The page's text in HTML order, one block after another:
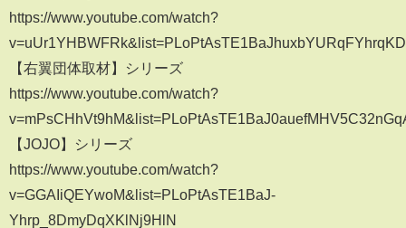
https://www.youtube.com/watch?
【右翼団体取材】シリーズ
https://www.youtube.com/watch?
【JOJO】シリーズ
https://www.youtube.com/watch?
v=GGAIiQEYwoM&list=PLoPtAsTE1BaJ-
Yhrp_8DmyDqXKlNj9HlN